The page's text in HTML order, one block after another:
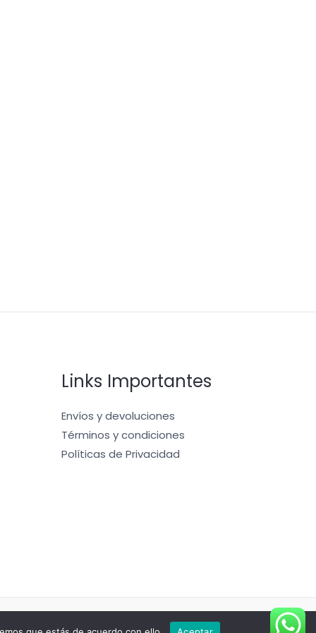
Links Importantes
Envíos y devoluciones
Términos y condiciones
Políticas de Privacidad
Powered by pangeatacticalandoutdoorsweb